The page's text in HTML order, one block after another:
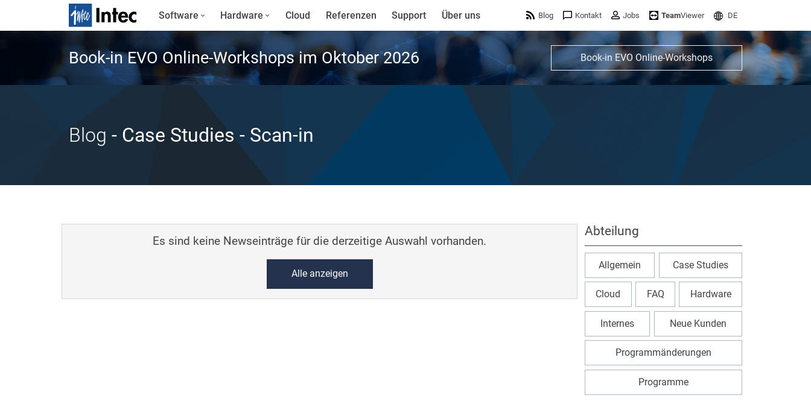
Software Hardware Cloud Referenzen Support Über uns Blog Kontakt Jobs TeamViewer DE
Book-in EVO Online-Workshops im Oktober 2026 Book-in EVO Online-Workshops
Blog - Case Studies- Scan-in
Es sind keine Newseinträge für die derzeitige Auswahl vorhanden.
Alle anzeigen
Abteilung
Allgemein Case Studies
Cloud FAQ Hardware
Internes Neue Kunden
Programmänderungen
Programme